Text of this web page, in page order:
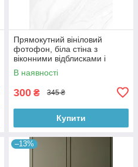
Прямокутний вініловий
фотофон, біла стіна з
віконними відблисками і
мармурова підлога 60×90 см,
№57124
В наявності
300 ₴ 345 ₴
Купити
–13%